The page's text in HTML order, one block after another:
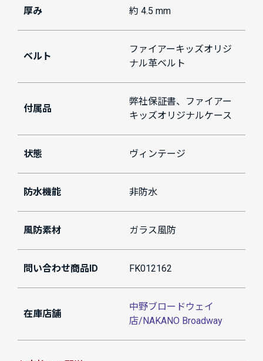
厚み 約 4.5 mm
ベルト
ファイアーキッズオリジ
ナル革ベルト
付属品
弊社保証書、ファイアー
キッズオリジナルケース
状態 ヴィンテージ
防水機能 非防水
風防素材 ガラス風防
問い合わせ商品ID FK012162
在庫店舗
中野ブロードウェイ
店/NAKANO Broadway